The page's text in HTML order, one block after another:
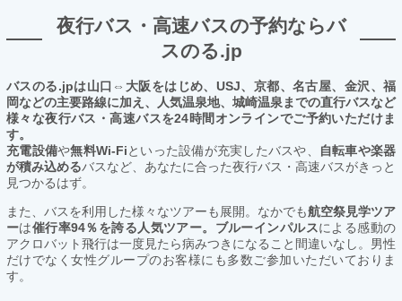
夜行バス・高速バスの予約ならバ
スのる.jp
バスのる.jpは山口⇔大阪をはじめ、USJ、京都、名古屋、金沢、福
岡などの主要路線に加え、人気温泉地、城崎温泉までの直行バスなど
様々な夜行バス・高速バスを24時間オンラインでご予約いただけま
す。
充電設備や無料Wi-Fiといった設備が充実したバスや、
自転車や楽器
が積み込めるバスなど、あなたに合った夜行バス・高速バスがきっと
見つかるはず。
また、バスを利用した様々なツアーも展開。なかでも航空祭見学ツア
ーは催行率94％を誇る人気ツアー。ブルーインパルスによる感動の
アクロバット飛行は一度見たら病みつきになること間違いなし。男性
だけでなく女性グループのお客様にも多数ご参加いただいておりま
す。